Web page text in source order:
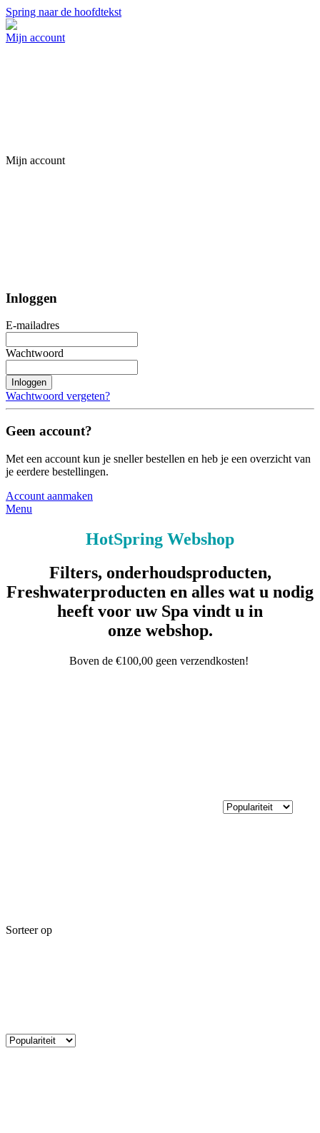
Spring naar de hoofdtekst
Mijn account
Mijn account
Inloggen
E-mailadres
Wachtwoord
Inloggen
Wachtwoord vergeten?
Geen account?
Met een account kun je sneller bestellen en heb je een overzicht van
je eerdere bestellingen.
Account aanmaken
Menu
HotSpring Webshop
Filters, onderhoudsproducten,
Freshwaterproducten en alles wat u nodig
heeft voor uw Spa vindt u in
onze webshop.
Boven de €100,00 geen verzendkosten!
Sorteer op